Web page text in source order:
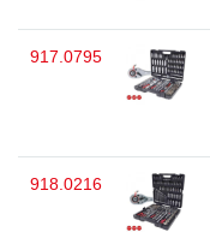
917.0795
918.0216